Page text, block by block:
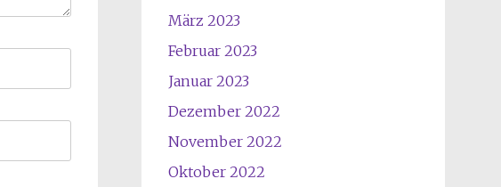
März 2023
Februar 2023
Januar 2023
Dezember 2022
November 2022
Oktober 2022